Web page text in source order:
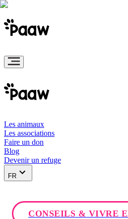
Les animaux
Les associations
Faire un don
Blog
Devenir un refuge
FR
CONSEILS & VIVRE